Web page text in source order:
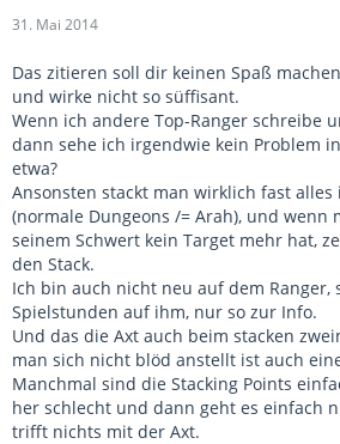
31. Mai 2014
Das zitieren soll dir keinen Spaß
und wirke nicht so süffisant.
Wenn ich andere Top-Ranger schreibe
dann sehe ich irgendwie kein Problem
etwa?
Ansonsten stackt man wirklich fast
(normale Dungeons /= Arah), und wenn
seinem Schwert kein Target mehr hat,
den Stack.
Ich bin auch nicht neu auf dem Ranger,
Spielstunden auf ihm, nur so zur Info.
Und das die Axt auch beim stacken
man sich nicht blöd anstellt ist auch
Manchmal sind die Stacking Points
her schlecht und dann geht es einfach
trifft nichts mit der Axt.